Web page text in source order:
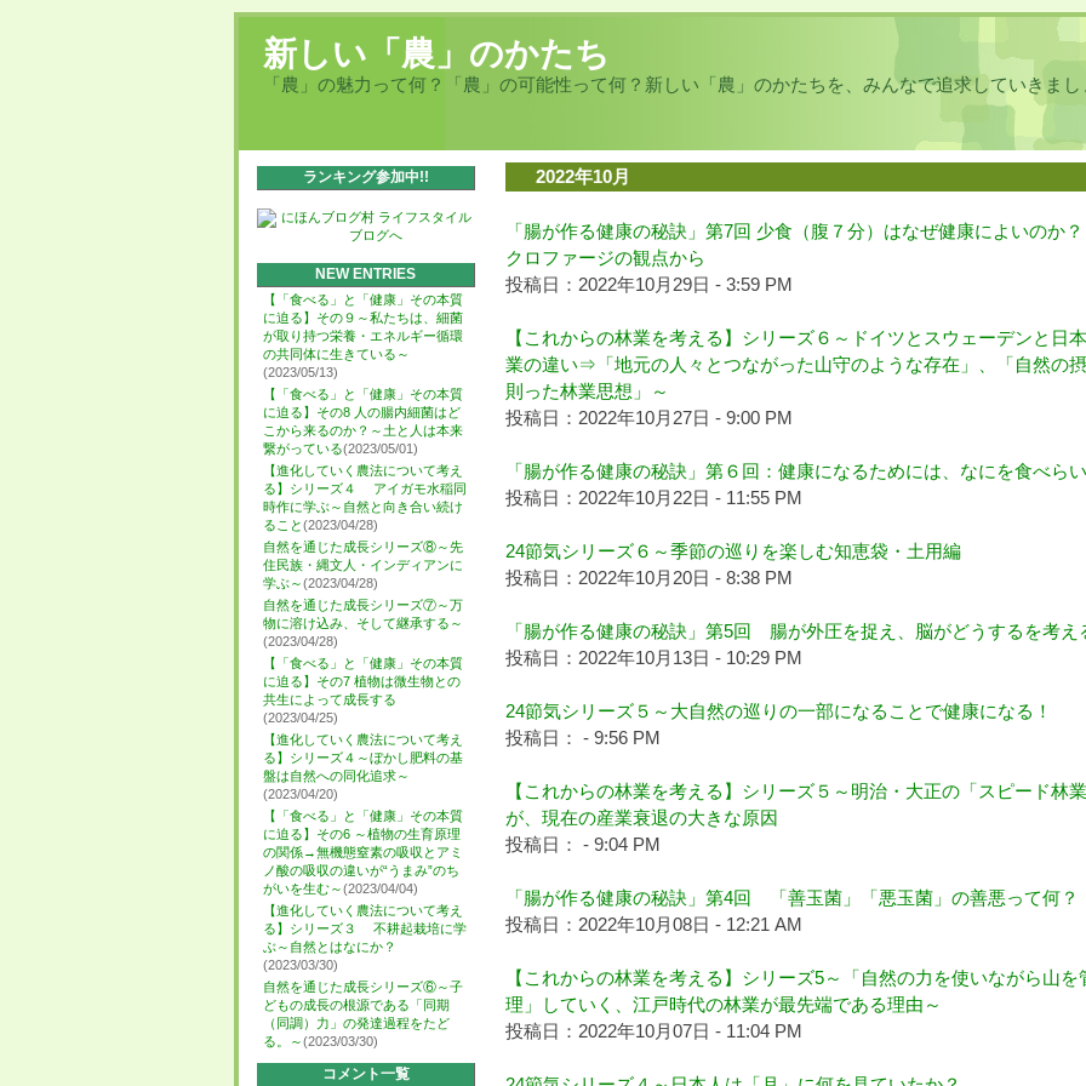
新しい「農」のかたち
「農」の魅力って何？「農」の可能性って何？新しい「農」のかたちを、みんなで追求していきまし
ランキング参加中!!
NEW ENTRIES
【「食べる」と「健康」その本質
に迫る】その９～私たちは、細菌
が取り持つ栄養・エネルギー循環
の共同体に生きている～
(2023/05/13)
【「食べる」と「健康」その本質
に迫る】その8 人の腸内細菌はど
こから来るのか？～土と人は本来
繋がっている(2023/05/01)
【進化していく農法について考え
る】シリーズ４ アイガモ水稲同
時作に学ぶ～自然と向き合い続け
ること(2023/04/28)
自然を通じた成長シリーズ⑧～先
住民族・縄文人・インディアンに
学ぶ～(2023/04/28)
自然を通じた成長シリーズ⑦～万
物に溶け込み、そして継承する～
(2023/04/28)
【「食べる」と「健康」その本質
に迫る】その7 植物は微生物との
共生によって成長する
(2023/04/25)
【進化していく農法について考え
る】シリーズ４～ぼかし肥料の基
盤は自然への同化追求～
(2023/04/20)
【「食べる」と「健康」その本質
に迫る】その6 ～植物の生育原理
の関係→無機態窒素の吸収とアミ
ノ酸の吸収の違いが“うまみ”のち
がいを生む～(2023/04/04)
【進化していく農法について考え
る】シリーズ３ 不耕起栽培に学
ぶ～自然とはなにか？
(2023/03/30)
自然を通じた成長シリーズ⑥～子
どもの成長の根源である「同期
（同調）力」の発達過程をたど
る。～(2023/03/30)
コメント一覧
2022年10月
「腸が作る健康の秘訣」第7回 少食（腹７分）はなぜ健康によいのか
クロファージの観点から
投稿日：2022年10月29日 - 3:59 PM
【これからの林業を考える】シリーズ６～ドイツとスウェーデンと日
業の違い⇒「地元の人々とつながった山守のような存在」、「自然の
則った林業思想」～
投稿日：2022年10月27日 - 9:00 PM
「腸が作る健康の秘訣」第６回：健康になるためには、なにを食べら
投稿日：2022年10月22日 - 11:55 PM
24節気シリーズ６～季節の巡りを楽しむ知恵袋・土用編
投稿日：2022年10月20日 - 8:38 PM
「腸が作る健康の秘訣」第5回 腸が外圧を捉え、脳がどうするを考え
投稿日：2022年10月13日 - 10:29 PM
24節気シリーズ５～大自然の巡りの一部になることで健康になる！
投稿日： - 9:56 PM
【これからの林業を考える】シリーズ５～明治・大正の「スピード林業
が、現在の産業衰退の大きな原因
投稿日： - 9:04 PM
「腸が作る健康の秘訣」第4回 「善玉菌」「悪玉菌」の善悪って何？
投稿日：2022年10月08日 - 12:21 AM
【これからの林業を考える】シリーズ5～「自然の力を使いながら山を
理」していく、江戸時代の林業が最先端である理由～
投稿日：2022年10月07日 - 11:04 PM